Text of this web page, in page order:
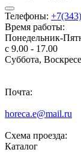
Телефоны:
Время работы:
Понедельник-
с 9.00 - 17.00
Суббота,
Почта:
horeca.e@mail.ru
Схема проезда:
Каталог